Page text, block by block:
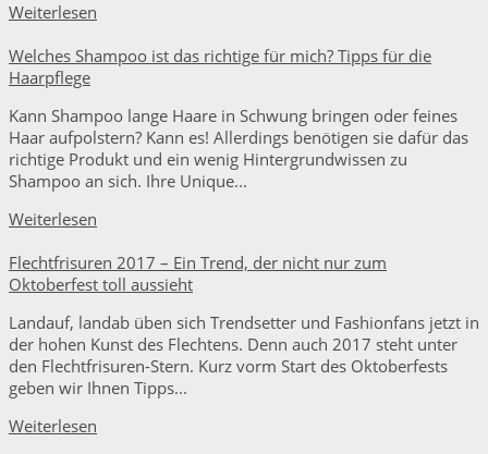
Weiterlesen
Welches Shampoo ist das richtige für mich? Tipps für die
Haarpflege
Kann Shampoo lange Haare in Schwung bringen oder feines
Haar aufpolstern? Kann es! Allerdings benötigen sie dafür das
richtige Produkt und ein wenig Hintergrundwissen zu
Shampoo an sich. Ihre Unique...
Weiterlesen
Flechtfrisuren 2017 – Ein Trend, der nicht nur zum
Oktoberfest toll aussieht
Landauf, landab üben sich Trendsetter und Fashionfans jetzt in
der hohen Kunst des Flechtens. Denn auch 2017 steht unter
den Flechtfrisuren-Stern. Kurz vorm Start des Oktoberfests
geben wir Ihnen Tipps...
Weiterlesen